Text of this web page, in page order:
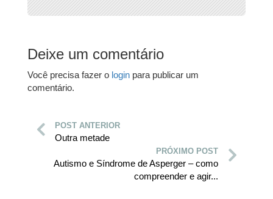
Deixe um comentário
Você precisa fazer o login para publicar um
comentário.
POST ANTERIOR
Outra metade
PRÓXIMO POST
Autismo e Síndrome de Asperger – como
compreender e agir...